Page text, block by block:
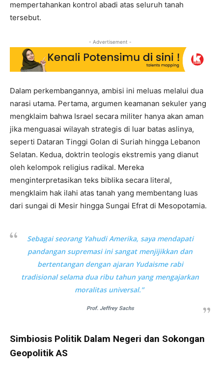
mempertahankan kontrol abadi atas seluruh tanah
tersebut.
- Advertisement -
Dalam perkembangannya, ambisi ini meluas melalui dua
narasi utama. Pertama, argumen keamanan sekuler yang
mengklaim bahwa Israel secara militer hanya akan aman
jika menguasai wilayah strategis di luar batas aslinya,
seperti Dataran Tinggi Golan di Suriah hingga Lebanon
Selatan. Kedua, doktrin teologis ekstremis yang dianut
oleh kelompok religius radikal. Mereka
menginterpretasikan teks biblika secara literal,
mengklaim hak ilahi atas tanah yang membentang luas
dari sungai di Mesir hingga Sungai Efrat di Mesopotamia.
Sebagai seorang Yahudi Amerika, saya mendapati
pandangan supremasi ini sangat menjijikkan dan
bertentangan dengan ajaran Yudaisme rabi
tradisional selama dua ribu tahun yang mengajarkan
moralitas universal.”
Prof. Jeffrey Sachs
Simbiosis Politik Dalam Negeri dan Sokongan
Geopolitik AS